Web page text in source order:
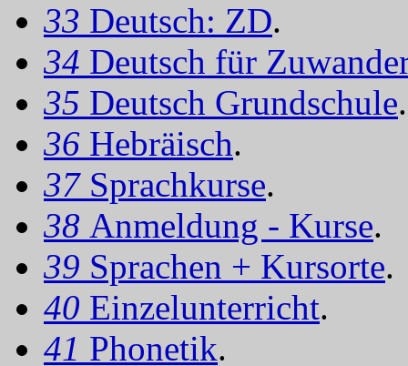
33 Deutsch: ZD.
34 Deutsch für
35 Deutsch Grundschule.
36 Hebräisch.
37 Sprachkurse.
38 Anmeldung - Kurse.
39 Sprachen + Kursorte.
40 Einzelunterricht.
41 Phonetik.